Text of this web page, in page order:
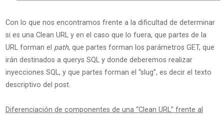
Con lo que nos encontramos frente a la dificultad de determinar
si es una Clean URL y en el caso que lo fuera, que partes de la
URL forman el path, que partes forman los parámetros GET, que
irán destinados a querys SQL y donde deberemos realizar
inyecciones SQL, y que partes forman el “slug”, es decir el texto
descriptivo del post.
Diferenciación de componentes de una “Clean URL” frente al